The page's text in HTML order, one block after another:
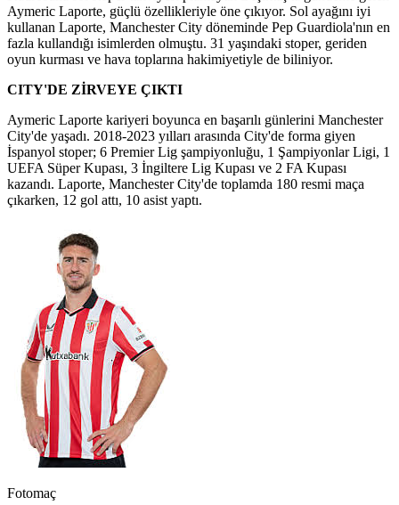
Aymeric Laporte, güçlü özellikleriyle öne çıkıyor. Sol ayağını iyi
kullanan Laporte, Manchester City döneminde Pep Guardiola'nın en
fazla kullandığı isimlerden olmuştu. 31 yaşındaki stoper, geriden
oyun kurması ve hava toplarına hakimiyetiyle de biliniyor.
CITY'DE ZİRVEYE ÇIKTI
Aymeric Laporte kariyeri boyunca en başarılı günlerini Manchester
City'de yaşadı. 2018-2023 yılları arasında City'de forma giyen
İspanyol stoper; 6 Premier Lig şampiyonluğu, 1 Şampiyonlar Ligi, 1
UEFA Süper Kupası, 3 İngiltere Lig Kupası ve 2 FA Kupası
kazandı. Laporte, Manchester City'de toplamda 180 resmi maça
çıkarken, 12 gol attı, 10 asist yaptı.
Fotomaç